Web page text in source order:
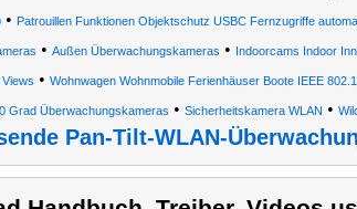
• Patrouillen Funktionen Objektschutz USBC Fernzugriffe
• Außen Überwachungskameras • Indoorcams Indoor
• Wohnwagen Wohnmobile Ferienhäuser Boote IEEE
Grad Überwachungskameras • Sicherheitskamera WLAN •
Pan-Tilt-WLAN-